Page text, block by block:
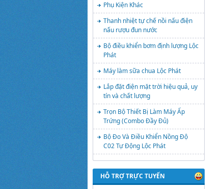
Phụ Kiện Khác
Thanh nhiệt tự chế nồi nấu điện
nấu rượu đun nước
Bộ điều khiển bơm định lượng Lộc
Phát
Máy làm sữa chua Lộc Phát
Lắp đặt điện mặt trời hiệu quả, uy
tín và chất lượng
Trọn Bộ Thiết Bị Làm Máy Ấp
Trứng (Combo Đầy Đủ)
Bộ Đo Và Điều Khiển Nồng Độ
C02 Tự Động Lộc Phát
HỖ TRỢ TRỰC TUYẾN